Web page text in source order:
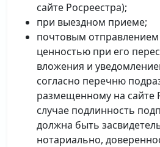
сайте Росреестра);
при выездном приеме;
почтовым
ценностью при его
вложения и
согласно перечню
размещенному на сайте
случае подлинность
должна быть
нотариально,